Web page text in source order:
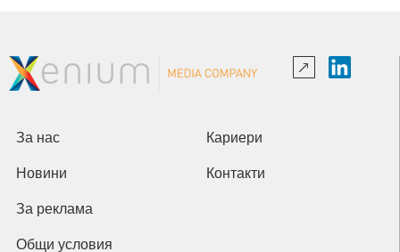
За нас Кариери
Новини Контакти
За реклама
Общи условия